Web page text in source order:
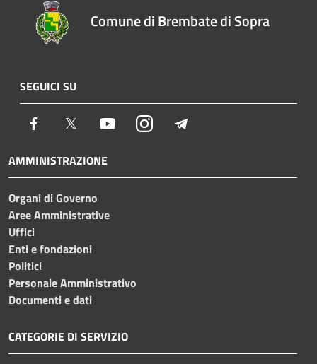
Comune di Brembate di Sopra
SEGUICI SU
Facebook Twitter YoutubeInstagram
AMMINISTRAZIONE
Organi di Governo
Aree Amministrative
Uffici
Enti e fondazioni
Politici
Personale Amministrativo
Documenti e dati
CATEGORIE DI SERVIZIO